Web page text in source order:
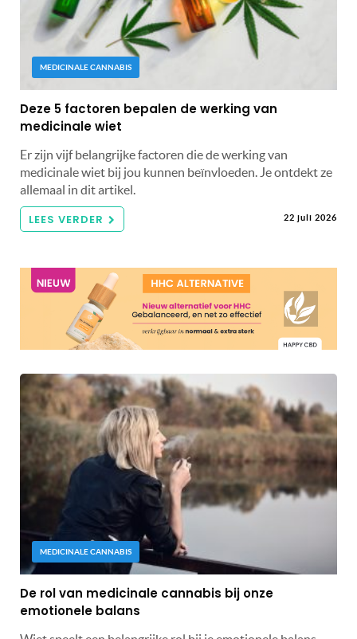
MEDICINALE CANNABIS
Deze 5 factoren bepalen de werking van
medicinale wiet
Er zijn vijf belangrijke factoren die de werking van
medicinale wiet bij jou kunnen beïnvloeden. Je ontdekt ze
allemaal in dit artikel.
LEES VERDER 22 juli 2026
MEDICINALE CANNABIS
De rol van medicinale cannabis bij onze
emotionele balans